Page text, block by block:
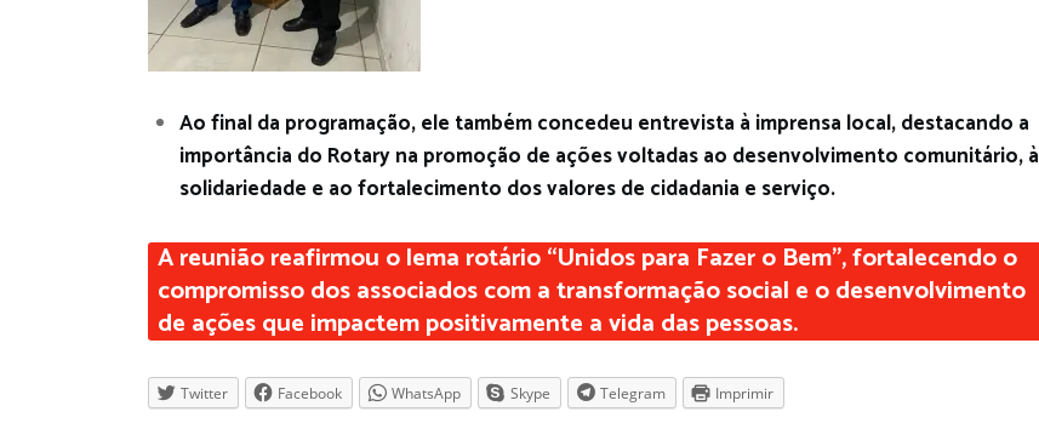
Ao final da programação, ele também concedeu entrevista à imprensa local, destacando a
importância do Rotary na promoção de ações voltadas ao desenvolvimento comunitário, à
solidariedade e ao fortalecimento dos valores de cidadania e serviço.
A reunião reafirmou o lema rotário “Unidos para Fazer o Bem”, fortalecendo o
compromisso dos associados com a transformação social e o desenvolvimento
de ações que impactem positivamente a vida das pessoas.
Twitter Facebook WhatsApp Skype Telegram Imprimir